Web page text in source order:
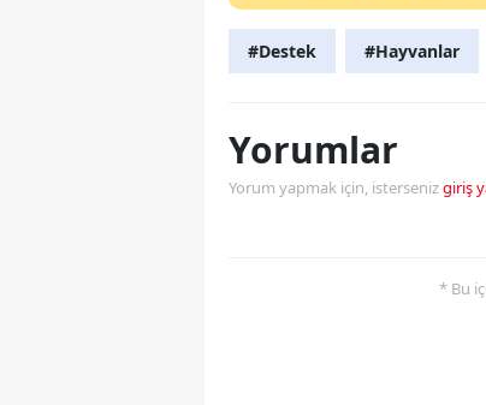
#Destek #Hayvanlar
Yorumlar
Yorum yapmak için, istersenizgiriş
* Bu